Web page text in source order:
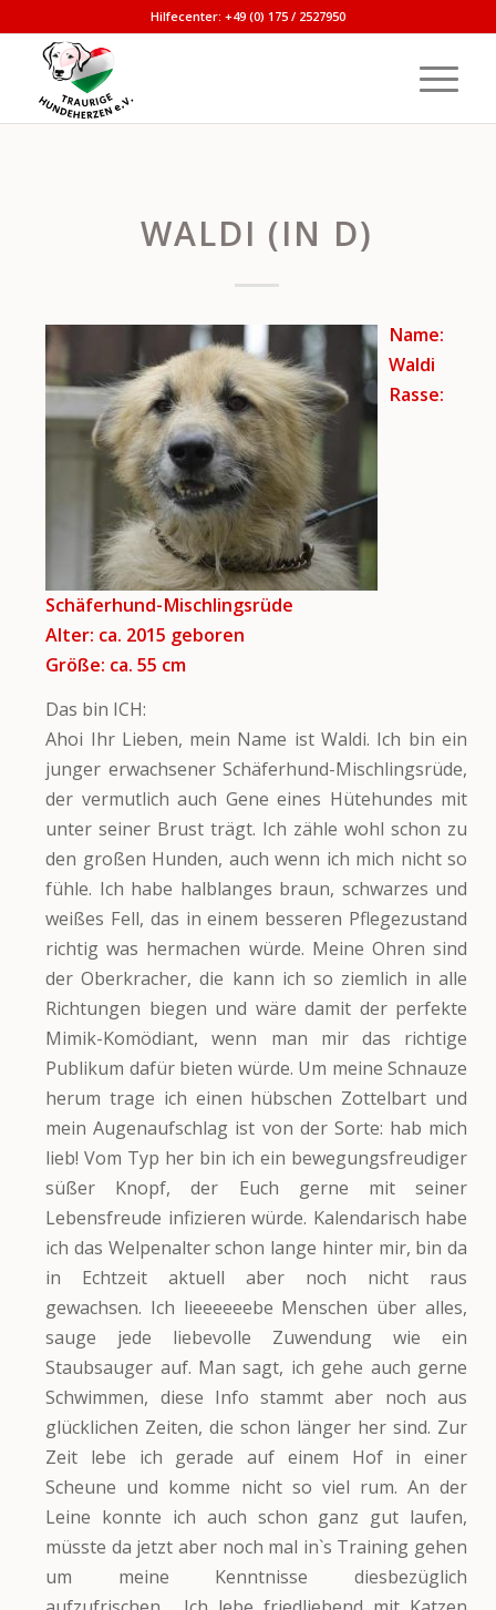
Hilfecenter: +49 (0) 175 / 2527950
WALDI (IN D)
Name:
Waldi
Rasse:
Schäferhund-Mischlingsrüde
Alter: ca. 2015 geboren
Größe: ca. 55 cm
Das bin ICH:
Ahoi Ihr Lieben, mein Name ist Waldi. Ich bin ein
junger erwachsener Schäferhund-Mischlingsrüde,
der vermutlich auch Gene eines Hütehundes mit
unter seiner Brust trägt. Ich zähle wohl schon zu
den großen Hunden, auch wenn ich mich nicht so
fühle. Ich habe halblanges braun, schwarzes und
weißes Fell, das in einem besseren Pflegezustand
richtig was hermachen würde. Meine Ohren sind
der Oberkracher, die kann ich so ziemlich in alle
Richtungen biegen und wäre damit der perfekte
Mimik-Komödiant, wenn man mir das richtige
Publikum dafür bieten würde. Um meine Schnauze
herum trage ich einen hübschen Zottelbart und
mein Augenaufschlag ist von der Sorte: hab mich
lieb! Vom Typ her bin ich ein bewegungsfreudiger
süßer Knopf, der Euch gerne mit seiner
Lebensfreude infizieren würde. Kalendarisch habe
ich das Welpenalter schon lange hinter mir, bin da
in Echtzeit aktuell aber noch nicht raus
gewachsen. Ich lieeeeeebe Menschen über alles,
sauge jede liebevolle Zuwendung wie ein
Staubsauger auf. Man sagt, ich gehe auch gerne
Schwimmen, diese Info stammt aber noch aus
glücklichen Zeiten, die schon länger her sind. Zur
Zeit lebe ich gerade auf einem Hof in einer
Scheune und komme nicht so viel rum. An der
Leine konnte ich auch schon ganz gut laufen,
müsste da jetzt aber noch mal in`s Training gehen
um meine Kenntnisse diesbezüglich